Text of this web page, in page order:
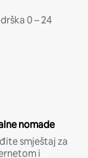
0 – 24
nomade
smještaj za
i